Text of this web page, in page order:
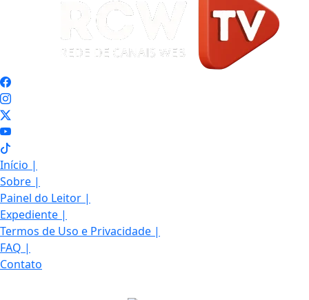
Início |
Sobre |
Painel do Leitor |
Expediente |
Termos de Uso e Privacidade |
FAQ |
Contato